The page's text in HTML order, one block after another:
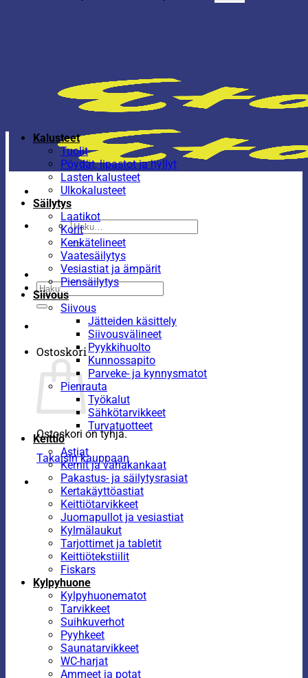
Etsi:
Etsi:
Ostoskori
Ostoskori on tyhjä.
Takaisin kauppaan
Kalusteet
Tuolit
Pöydät, lipastot ja hyllyt
Lasten kalusteet
Ulkokalusteet
Säilytys
Laatikot
Korit
Kenkätelineet
Vaatesäilytys
Vesiastiat ja ämpärit
Piensäilytys
Siivous
Siivous
Jätteiden käsittely
Siivousvälineet
Pyykkihuolto
Kunnossapito
Parveke- ja kynnysmatot
Pienrauta
Työkalut
Sähkötarvikkeet
Turvatuotteet
Keittiö
Astiat
Kernit ja vahakankaat
Pakastus- ja säilytysrasiat
Kertakäyttöastiat
Keittiötarvikkeet
Juomapullot ja vesiastiat
Kylmälaukut
Tarjottimet ja tabletit
Keittiötekstiilit
Fiskars
Kylpyhuone
Kylpyhuonematot
Tarvikkeet
Suihkuverhot
Pyyhkeet
Saunatarvikkeet
WC-harjat
Ammeet ja potat